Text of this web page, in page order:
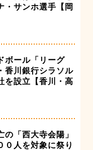
・サンホ選手【岡
ボール「リーグ
香川銀行シラソル
を設立【香川・高
「西大寺会陽」
０人を対象に祭り